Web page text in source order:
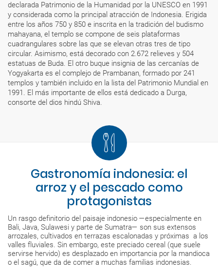
declarada Patrimonio de la Humanidad por la UNESCO en 1991
y considerada como la principal atracción de Indonesia. Erigida
entre los años 750 y 850 e inscrita en la tradición del budismo
mahayana, el templo se compone de seis plataformas
cuadrangulares sobre las que se elevan otras tres de tipo
circular. Asimismo, está decorado con 2.672 relieves y 504
estatuas de Buda. El otro buque insignia de las cercanías de
Yogyakarta es el complejo de Prambanan, formado por 241
templos y también incluido en la lista del Patrimonio Mundial en
1991. El más importante de ellos está dedicado a Durga,
consorte del dios hindú Shiva.
Gastronomía indonesia: el
arroz y el pescado como
protagonistas
Un rasgo definitorio del paisaje indonesio —especialmente en
Bali, Java, Sulawesi y parte de Sumatra— son sus extensos
arrozales, cultivados en terrazas escalonadas y próximas a los
valles fluviales. Sin embargo, este preciado cereal (que suele
servirse hervido) es desplazado en importancia por la mandioca
o el sagú, que da de comer a muchas familias indonesias.